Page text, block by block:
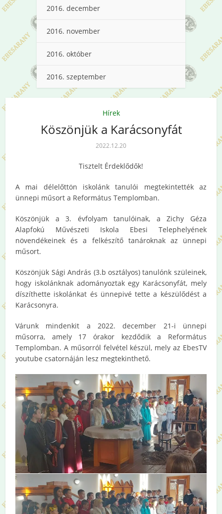
2016. december
2016. november
2016. október
2016. szeptember
Hírek
Köszönjük a Karácsonyfát
2022.12.20
Tisztelt Érdeklődők!
A mai délelőttön iskolánk tanulói megtekintették az
ünnepi műsort a Református Templomban.
Köszönjük a 3. évfolyam tanulóinak, a Zichy Géza
Alapfokú Művészeti Iskola Ebesi Telephelyének
növendékeinek és a felkészítő tanároknak az ünnepi
műsort.
Köszönjük Sági András (3.b osztályos) tanulónk szüleinek,
hogy iskolánknak adományoztak egy Karácsonyfát, mely
díszíthette iskolánkat és ünnepivé tette a készülődést a
Karácsonyra.
Várunk mindenkit a 2022. december 21-i ünnepi
műsorra, amely 17 órakor kezdődik a Református
Templomban. A műsorról felvétel készül, mely az EbesTV
youtube csatornáján lesz megtekinthető.